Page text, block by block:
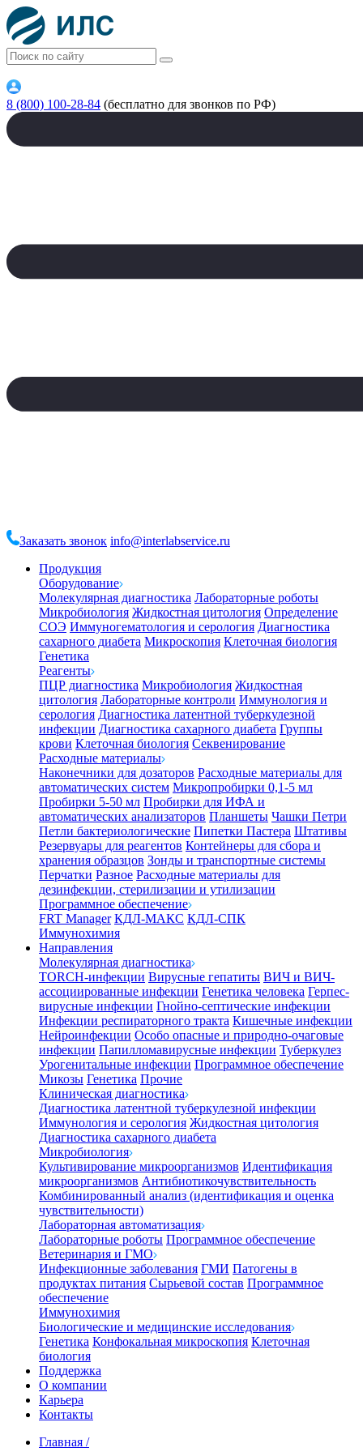
8 (800) 100-28-84 (бесплатно для звонков по РФ)
Заказать звонок info@interlabservice.ru
Продукция
Оборудование
Молекулярная диагностика Лабораторные роботы
Микробиология Жидкостная цитология Определение
СОЭ Иммуногематология и серология Диагностика
сахарного диабета Микроскопия Клеточная биология
Генетика
Реагенты
ПЦР диагностика Микробиология Жидкостная
цитология Лабораторные контроли Иммунология и
серология Диагностика латентной туберкулезной
инфекции Диагностика сахарного диабета Группы
крови Клеточная биология Секвенирование
Расходные материалы
Наконечники для дозаторов Расходные материалы для
автоматических систем Микропробирки 0,1-5 мл
Пробирки 5-50 мл Пробирки для ИФА и
автоматических анализаторов Планшеты Чашки Петри
Петли бактериологические Пипетки Пастера Штативы
Резервуары для реагентов Контейнеры для сбора и
хранения образцов Зонды и транспортные системы
Перчатки Разное Расходные материалы для
дезинфекции, стерилизации и утилизации
Программное обеспечение
FRT Manager КДЛ-МАКС КДЛ-СПК
Иммунохимия
Направления
Молекулярная диагностика
TORCH-инфекции Вирусные гепатиты ВИЧ и ВИЧ-
ассоциированные инфекции Генетика человека Герпес-
вирусные инфекции Гнойно-септические инфекции
Инфекции респираторного тракта Кишечные инфекции
Нейроинфекции Особо опасные и природно-очаговые
инфекции Папилломавирусные инфекции Туберкулез
Урогенитальные инфекции Программное обеспечение
Микозы Генетика Прочие
Клиническая диагностика
Диагностика латентной туберкулезной инфекции
Иммунология и серология Жидкостная цитология
Диагностика сахарного диабета
Микробиология
Культивирование микроорганизмов Идентификация
микроорганизмов Антибиотикочувствительность
Комбинированный анализ (идентификация и оценка
чувствительности)
Лабораторная автоматизация
Лабораторные роботы Программное обеспечение
Ветеринария и ГМО
Инфекционные заболевания ГМИ Патогены в
продуктах питания Сырьевой состав Программное
обеспечение
Иммунохимия
Биологические и медицинские исследования
Генетика Конфокальная микроскопия Клеточная
биология
Поддержка
О компании
Карьера
Контакты
Главная /